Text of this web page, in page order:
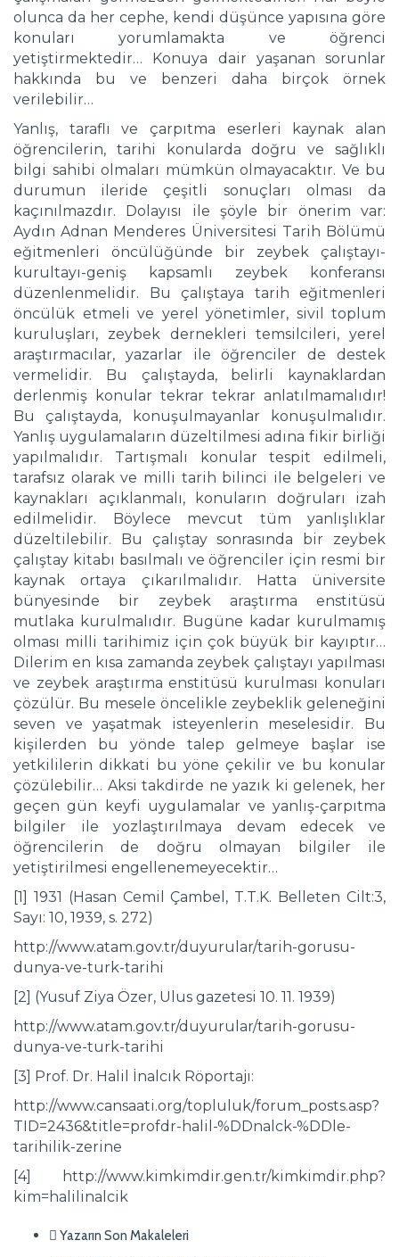
olunca da her cephe, kendi düşünce yapısına göre
konuları yorumlamakta ve öğrenci
yetiştirmektedir… Konuya dair yaşanan sorunlar
hakkında bu ve benzeri daha birçok örnek
verilebilir…
Yanlış, taraflı ve çarpıtma eserleri kaynak alan
öğrencilerin, tarihi konularda doğru ve sağlıklı
bilgi sahibi olmaları mümkün olmayacaktır. Ve bu
durumun ileride çeşitli sonuçları olması da
kaçınılmazdır. Dolayısı ile şöyle bir önerim var:
Aydın Adnan Menderes Üniversitesi Tarih Bölümü
eğitmenleri öncülüğünde bir zeybek çalıştayı-
kurultayı-geniş kapsamlı zeybek konferansı
düzenlenmelidir. Bu çalıştaya tarih eğitmenleri
öncülük etmeli ve yerel yönetimler, sivil toplum
kuruluşları, zeybek dernekleri temsilcileri, yerel
araştırmacılar, yazarlar ile öğrenciler de destek
vermelidir. Bu çalıştayda, belirli kaynaklardan
derlenmiş konular tekrar tekrar anlatılmamalıdır!
Bu çalıştayda, konuşulmayanlar konuşulmalıdır.
Yanlış uygulamaların düzeltilmesi adına fikir birliği
yapılmalıdır. Tartışmalı konular tespit edilmeli,
tarafsız olarak ve milli tarih bilinci ile belgeleri ve
kaynakları açıklanmalı, konuların doğruları izah
edilmelidir. Böylece mevcut tüm yanlışlıklar
düzeltilebilir. Bu çalıştay sonrasında bir zeybek
çalıştay kitabı basılmalı ve öğrenciler için resmi bir
kaynak ortaya çıkarılmalıdır. Hatta üniversite
bünyesinde bir zeybek araştırma enstitüsü
mutlaka kurulmalıdır. Bugüne kadar kurulmamış
olması milli tarihimiz için çok büyük bir kayıptır…
Dilerim en kısa zamanda zeybek çalıştayı yapılması
ve zeybek araştırma enstitüsü kurulması konuları
çözülür. Bu mesele öncelikle zeybeklik geleneğini
seven ve yaşatmak isteyenlerin meselesidir. Bu
kişilerden bu yönde talep gelmeye başlar ise
yetkililerin dikkati bu yöne çekilir ve bu konular
çözülebilir… Aksi takdirde ne yazık ki gelenek, her
geçen gün keyfi uygulamalar ve yanlış-çarpıtma
bilgiler ile yozlaştırılmaya devam edecek ve
öğrencilerin de doğru olmayan bilgiler ile
yetiştirilmesi engellenemeyecektir…
[1] 1931 (Hasan Cemil Çambel, T.T.K. Belleten Cilt:3,
Sayı: 10, 1939, s. 272)
http://www.atam.gov.tr/duyurular/tarih-gorusu-
dunya-ve-turk-tarihi
[2] (Yusuf Ziya Özer, Ulus gazetesi 10. 11. 1939)
http://www.atam.gov.tr/duyurular/tarih-gorusu-
dunya-ve-turk-tarihi
[3] Prof. Dr. Halil İnalcık Röportajı:
http://www.cansaati.org/topluluk/forum_posts.asp?
TID=2436&title=profdr-halil-%DDnalck-%DDle-
tarihilik-zerine
[4] http://www.kimkimdir.gen.tr/kimkimdir.php?
kim=halilinalcik
Yazarın Son Makaleleri